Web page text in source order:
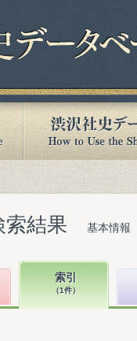
索結果 基本情報
索引
（1件）